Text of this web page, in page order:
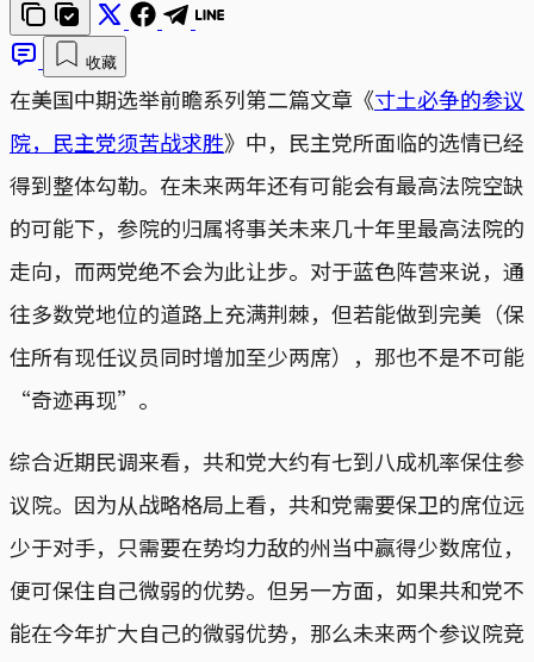
收藏
在美国中期选举前瞻系列第二篇文章《寸土必争的参议
院，民主党须苦战求胜》中，民主党所面临的选情已经
得到整体勾勒。在未来两年还有可能会有最高法院空缺
的可能下，参院的归属将事关未来几十年里最高法院的
走向，而两党绝不会为此让步。对于蓝色阵营来说，通
往多数党地位的道路上充满荆棘，但若能做到完美（保
住所有现任议员同时增加至少两席），那也不是不可能
“奇迹再现”。
综合近期民调来看，共和党大约有七到八成机率保住参
议院。因为从战略格局上看，共和党需要保卫的席位远
少于对手，只需要在势均力敌的州当中赢得少数席位，
便可保住自己微弱的优势。但另一方面，如果共和党不
能在今年扩大自己的微弱优势，那么未来两个参议院竞